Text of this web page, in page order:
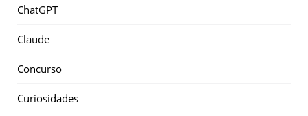
ChatGPT
Claude
Concurso
Curiosidades